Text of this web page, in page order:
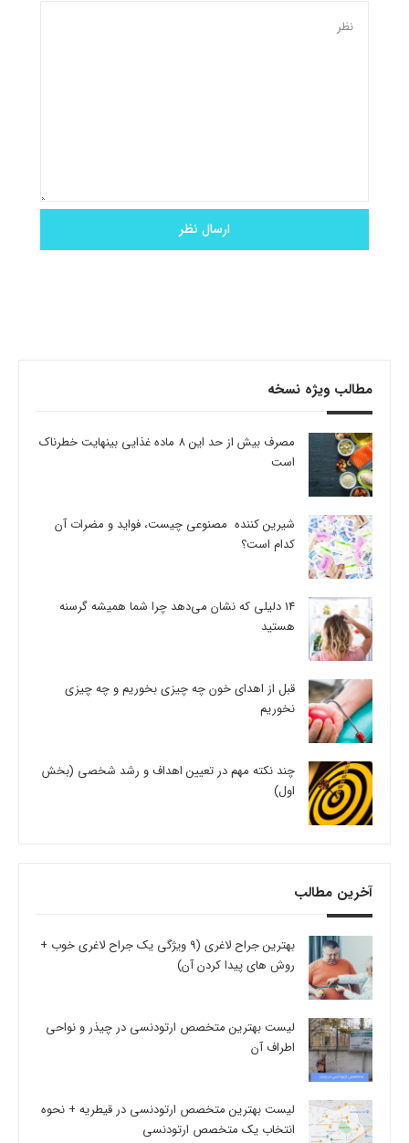
مطالب ویژه نسخه
مصرف بیش از حد این 8 ماده غذایی بینهایت خطرناک
است
شیرین کننده مصنوعی چیست، فواید و مضرات آن
کدام است؟
14 دلیلی که نشان می‌دهد چرا شما همیشه گرسنه
هستید
قبل از اهدای خون چه چیزی بخوریم و چه چیزی
نخوریم
چند نکته مهم در تعیین اهداف و رشد شخصی (بخش
اول)
آخرین مطالب
بهترین جراح لاغری (9 ویژگی یک جراح لاغری خوب +
روش های پیدا کردن آن)
لیست بهترین متخصص ارتودنسی در چیذر و نواحی
اطراف آن
لیست بهترین متخصص ارتودنسی در قیطریه + نحوه
انتخاب یک متخصص ارتودنسی